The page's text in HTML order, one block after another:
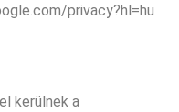
privacy?hl=hu
kerülnek a